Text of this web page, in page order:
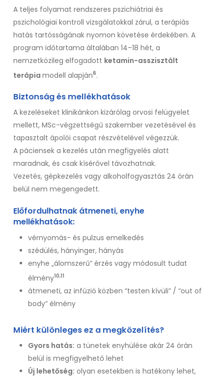
A teljes folyamat rendszeres pszichiátriai és
pszichológiai kontroll vizsgálatokkal zárul, a terápiás
hatás tartósságának nyomon követése érdekében. A
program időtartama általában 14–18 hét, a
nemzetközileg elfogadott ketamin-asszisztált
terápia modell alapján6.
Biztonság és mellékhatások
A kezeléseket klinikánkon kizárólag orvosi felügyelet
mellett, MSc-végzettségű szakember vezetésével és
tapasztalt ápolói csapat részvételével végezzük.
A páciensek a kezelés után megfigyelés alatt
maradnak, és csak kísérővel távozhatnak.
Vezetés, gépkezelés vagy alkoholfogyasztás 24 órán
belül nem megengedett.
Előfordulhatnak átmeneti, enyhe
mellékhatások:
vérnyomás- és pulzus emelkedés
szédülés, hányinger, hányás
enyhe „álomszerű” érzés vagy módosult tudat
élmény10,11
átmeneti, az infúzió közben “testen kívüli” / “out of
body” élmény
Miért különleges ez a megközelítés?
Gyors hatás: a tünetek enyhülése akár 24 órán
belül is megfigyelhető lehet
Új lehetőség: olyan esetekben is hatékony lehet,